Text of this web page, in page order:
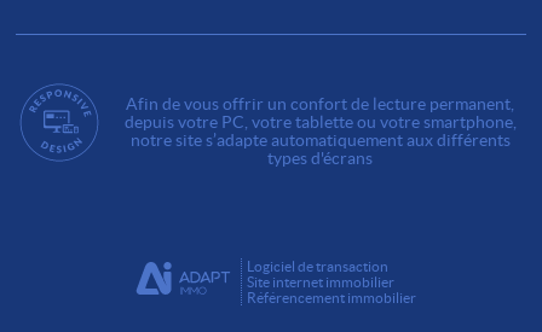
Afin de vous offrir un confort de lecture permanent,
depuis votre PC, votre tablette ou votre smartphone,
notre site s’adapte automatiquement aux différents
types d'écrans
Logiciel de transaction
Site internet immobilier
Référencement immobilier